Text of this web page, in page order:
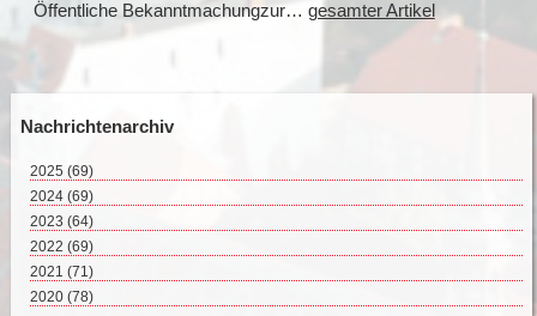
Öffentliche Bekanntmachungzur… gesamter Artikel
Nachrichtenarchiv
2025 (69)
August 2025 (2)
Juli 2025 (9)
Juni 2025 (8)
Mai 2025 (17)
April 2025 (15)
März 2025 (12)
2024 (69)
Dezember 2024 (2)
November 2024 (11)
Oktober 2024 (7)
September 2024 (4)
August 2024 (4)
2023 (64)
Dezember 2023 (2)
November 2023 (8)
Oktober 2023 (4)
September 2023 (4)
2022 (69)
Dezember 2022 (8)
November 2022 (4)
Oktober 2022 (10)
2021 (71)
Dezember 2021 (8)
2020 (78)